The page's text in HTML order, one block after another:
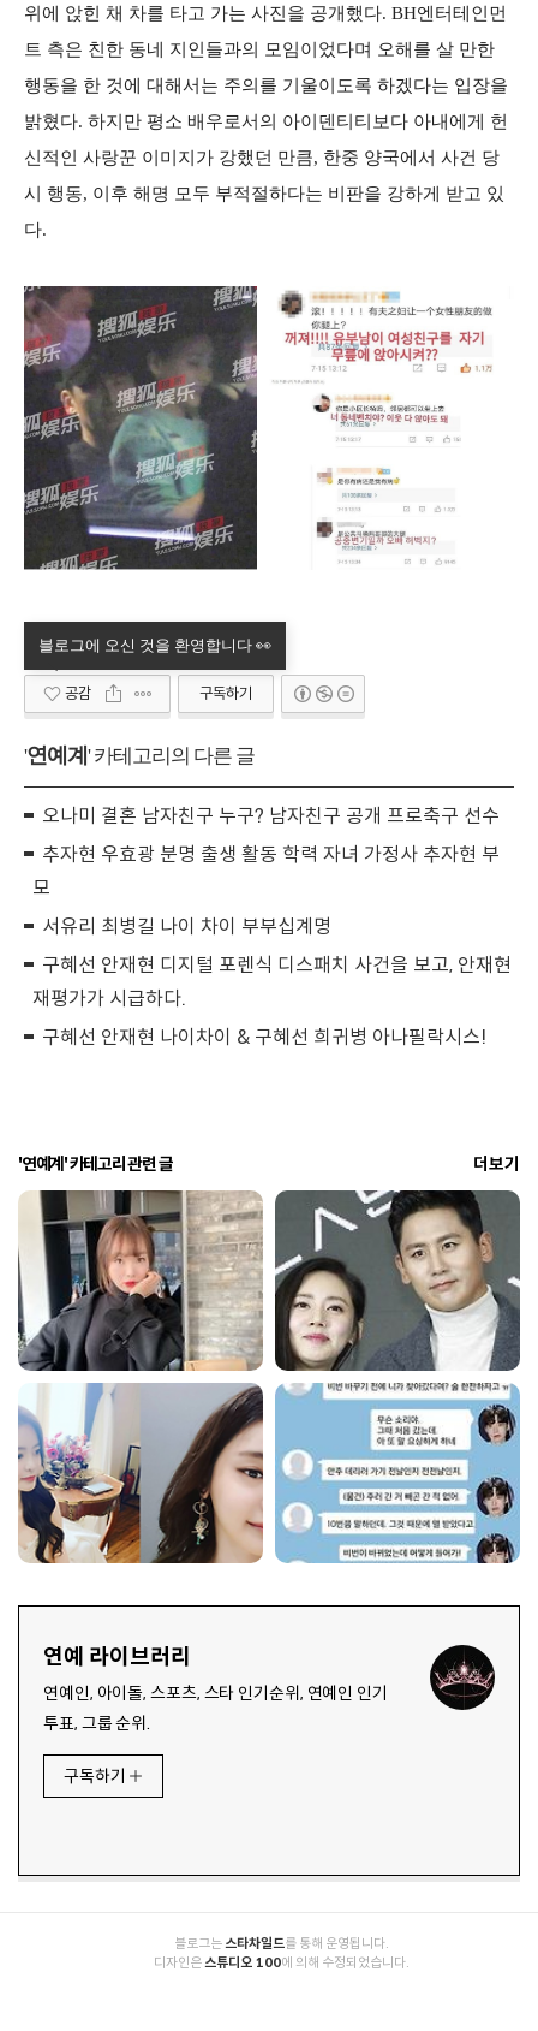
위에 앉힌 채 차를 타고 가는 사진을 공개했다. BH엔터테인먼
트 측은 친한 동네 지인들과의 모임이었다며 오해를 살 만한
행동을 한 것에 대해서는 주의를 기울이도록 하겠다는 입장을
밝혔다. 하지만 평소 배우로서의 아이덴티티보다 아내에게 헌
신적인 사랑꾼 이미지가 강했던 만큼, 한중 양국에서 사건 당
시 행동, 이후 해명 모두 부적절하다는 비판을 강하게 받고 있
다.
공감 구독하기
'연예계 ' 카테고리의 다른 글
오나미 결혼 남자친구 누구? 남자친구 공개 프로축구 선수
추자현 우효광 분명 출생 활동 학력 자녀 가정사 추자현 부
모
서유리 최병길 나이 차이 부부십계명
구혜선 안재현 디지털 포렌식 디스패치 사건을 보고, 안재현
재평가가 시급하다.
구혜선 안재현 나이차이 & 구혜선 희귀병 아나필락시스!
'연예계' 카테고리 관련 글 더보기
연예 라이브러리
연예인, 아이돌, 스포츠, 스타 인기순위, 연예인 인기
투표, 그룹 순위.
구독하기
          블로그는
스타차일드를 통해 운영됩니다.
          디자인은
스튜디오 100에 의해 수정되었습니다.